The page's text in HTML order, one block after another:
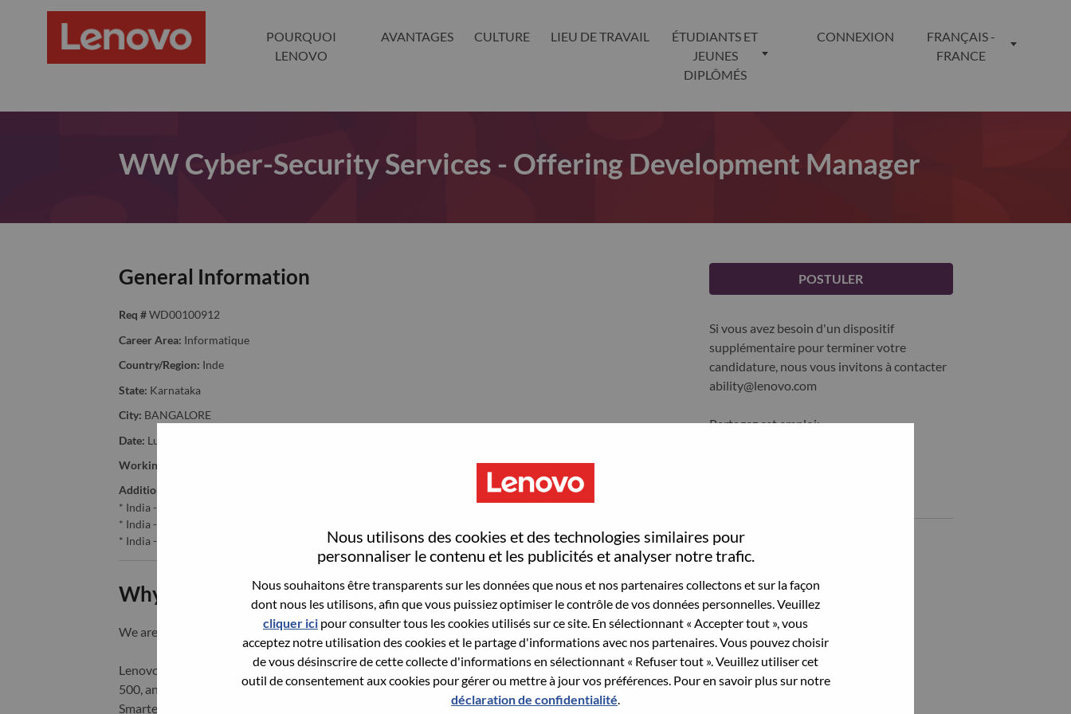
Nous utilisons des cookies et des technologies similaires pour
personnaliser le contenu et les publicités et analyser notre trafic.
Nous souhaitons être transparents sur les données que nous et nos partenaires collectons et sur la façon
dont nous les utilisons, afin que vous puissiez optimiser le contrôle de vos données personnelles. Veuillez
cliquer ici pour consulter tous les cookies utilisés sur ce site. En sélectionnant « Accepter tout », vous
acceptez notre utilisation des cookies et le partage d'informations avec nos partenaires. Vous pouvez choisir
de vous désinscrire de cette collecte d'informations en sélectionnant « Refuser tout ». Veuillez utiliser cet
outil de consentement aux cookies pour gérer ou mettre à jour vos préférences. Pour en savoir plus sur notre
déclaration de confidentialité.
POURQUOI
LENOVO
AVANTAGES CULTURE LIEU DE TRAVAIL
ÉTUDIANTS ET
JEUNES
DIPLÔMÉS
CONNEXION
FRANÇAIS -
FRANCE
WW Cyber-Security Services - Offering Development Manager
General Information
Req # WD00100912
Career Area: Informatique
Country/Region: Inde
State: Karnataka
City: BANGALORE
Date: Lundi, juillet 6, 2026
Working Time:
Additional Locations
* India - Karnātaka - Bangalore
* India - Haryāna - Gurgaon
* India - Karnātaka - BANGALORE
Why Work at Lenovo
We are Lenovo. We do what we say. We own what we do. We WOW our customers.
Lenovo is a US$83 billion revenue global technology powerhouse, ranked #153 in the Fortune Global
500, and serving millions of customers every day in 180 markets. Focused on a bold vision to deliver
Smarter Technology for All, Lenovo has built on its success as the world’s largest PC company with a full-
POSTULER
Si vous avez besoin d'un dispositif
supplémentaire pour terminer votre
candidature, nous vous invitons à contacter
ability@lenovo.com
Partagez cet emploi:
Advisory Solution Architect
BANGALORE, Karnataka, Inde,
ServiceNow Solution Architect
BANGALORE, Karnataka, Inde,
Personalization Solution Architect
BANGALORE, Karnataka, Inde,